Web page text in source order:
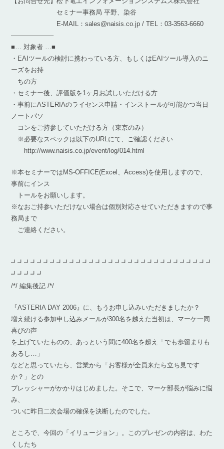
セミナー事務局 平野、染谷
E-MAIL：sales@naisis.co.jp / TEL：03-3563-6660
——————–
■… 対象者 …■
・EAIツールの検討に携わっている方、もしくはEAIツール導入のニ
ーズをお持
ちの方
・セミナー後、評価版を1ヶ月お試しいただける方
・事前にASTERIAのライセンス申請・インストールが可能かつ当日
ノートパソ
コンをご持参していただける方（東京のみ）
※必要なスペックは以下のURLにて、ご確認ください
http://www.naisis.co.jp/event/log/014.html
※本セミナーではMS-OFFICE(Excel、Access)を使用しますので、
事前にインス
トールをお願いします。
※なおご持参いただけない場合は個別対応させていただきますので事
務局まで
ご連絡ください。
┛┛┛┛┛┛┛┛┛┛┛┛┛┛┛┛┛┛┛┛┛┛┛┛┛┛┛┛┛┛┛
┛┛┛┛┛
/*/ 編集後記 /*/
『ASTERIA DAY 2006』に、もうお申し込みいただきましたか？
増え続ける参加申し込みメールが300名を越えた当初は、マーケ一同
喜びの声
を上げていたものの、あっという間に400名を超え「でも歩留まりも
あるし…」
などと思っていたら、営業から「お客様が全員来たら立ち見です
か？」との
プレッシャーがかかりはじめました。そこで、マーケ部長が悩みに悩
み、
ついに昨日二次会場の確保を決断したのでした。
ところで、今回の「イリュージョン」。このプレゼンの内容は、わた
くしたち